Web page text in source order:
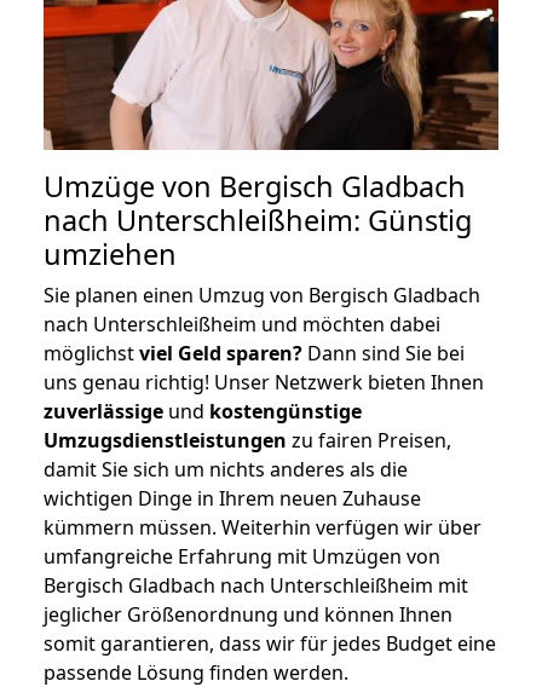
Umzüge von Bergisch Gladbach
nach Unterschleißheim: Günstig
umziehen
Sie planen einen Umzug von Bergisch Gladbach
nach Unterschleißheim und möchten dabei
möglichstviel Geld sparen? Dann sind Sie bei
uns genau richtig! Unser Netzwerk bieten Ihnen
zuverlässige und kostengünstige
Umzugsdienstleistungen zu fairen Preisen,
damit Sie sich um nichts anderes als die
wichtigen Dinge in Ihrem neuen Zuhause
kümmern müssen. Weiterhin verfügen wir über
umfangreiche Erfahrung mit Umzügen von
Bergisch Gladbach nach Unterschleißheim mit
jeglicher Größenordnung und können Ihnen
somit garantieren, dass wir für jedes Budget eine
passende Lösung finden werden.